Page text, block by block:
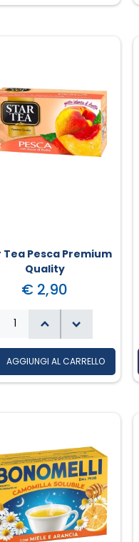
Tea Pesca Premium
Quality
€ 2,90